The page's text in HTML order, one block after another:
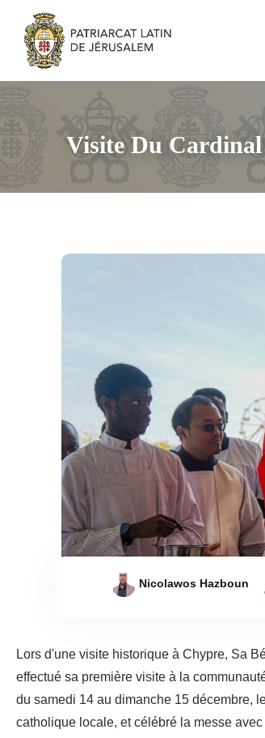
Visite Du
Nicolawos Hazboun
Lors d'une visite historique à Chypre, Sa
effectué sa première visite à la
du samedi 14 au dimanche 15 décembre,
catholique locale, et célébré la messe